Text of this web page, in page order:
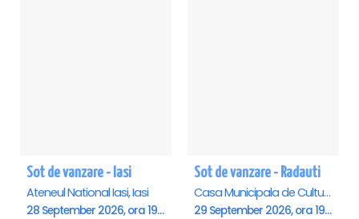
Sot de vanzare - Iasi
Ateneul National Iasi, Iasi
28 September 2026, ora 19:00
Sot de vanzare - Radauti
Casa Municipala de Cultura, Radauti
29 September 2026, ora 19:00